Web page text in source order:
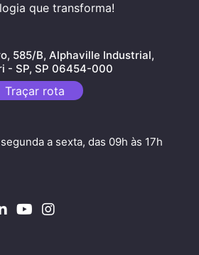
que transforma!
585/B, Alphaville Industrial,
- SP, SP 06454-000
Traçar rota
a sexta, das 09h às 17h